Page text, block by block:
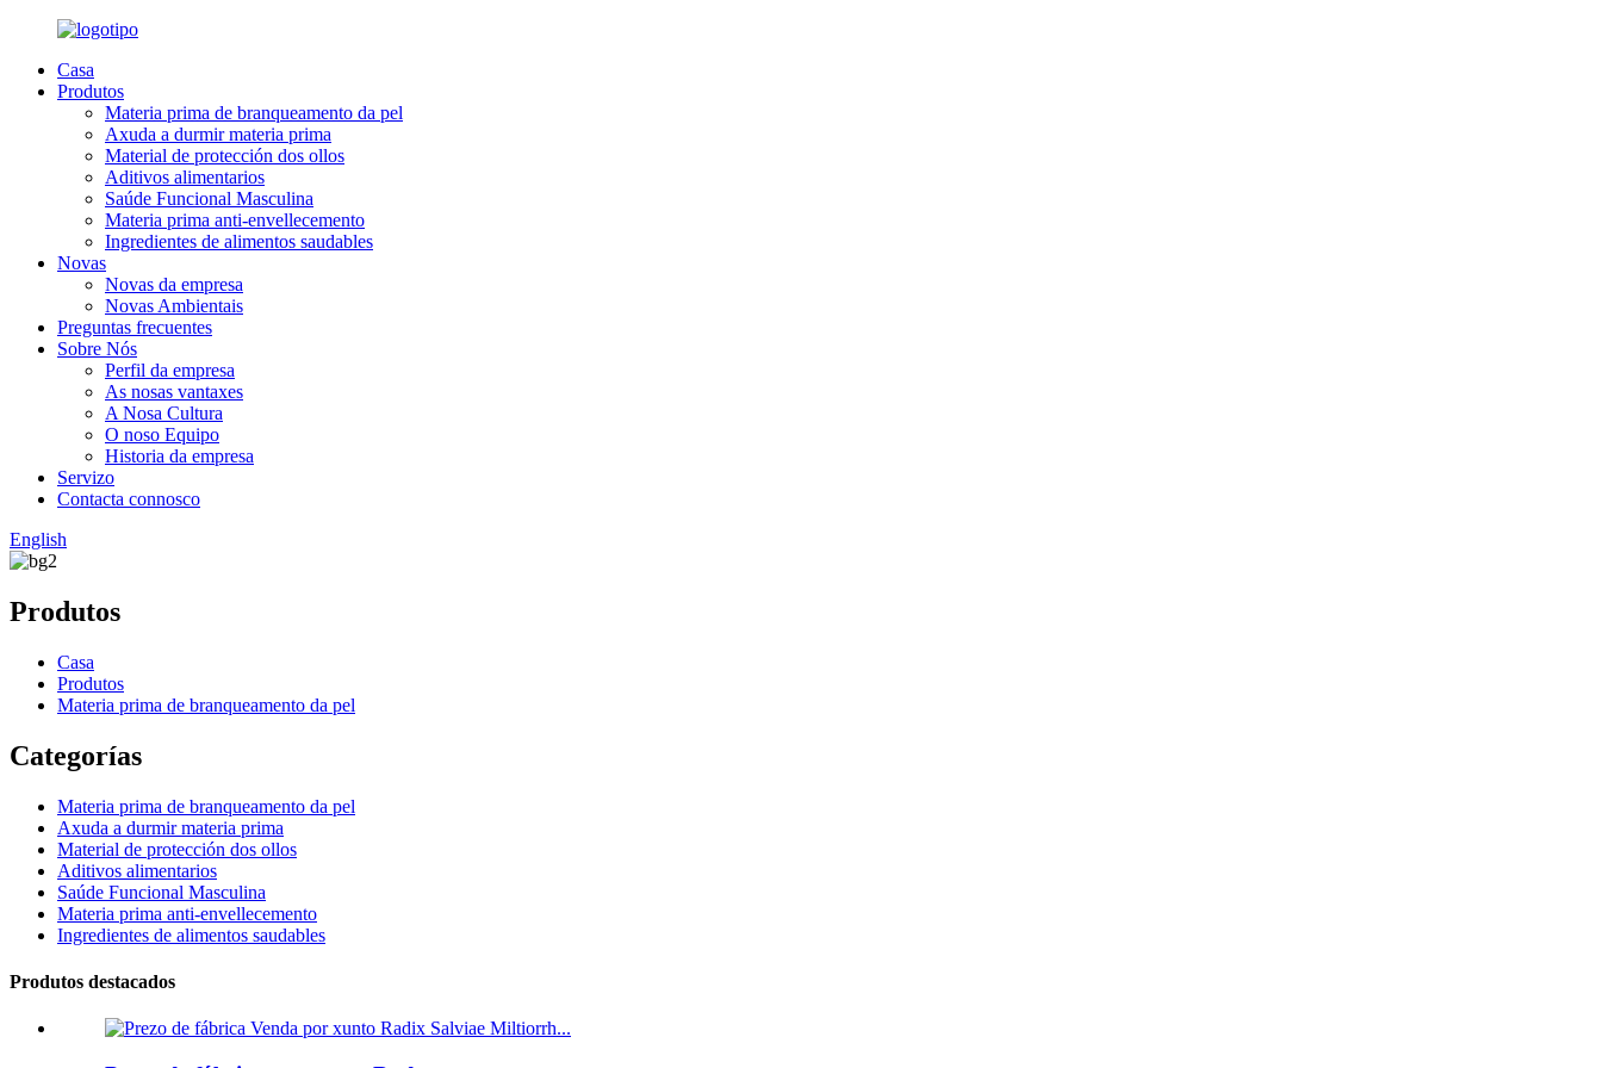
Casa
Produtos
Materia prima de branqueamento da pel
Axuda a durmir materia prima
Material de protección dos ollos
Aditivos alimentarios
Saúde Funcional Masculina
Materia prima anti-envellecemento
Ingredientes de alimentos saudables
Novas
Novas da empresa
Novas Ambientais
Preguntas frecuentes
Sobre Nós
Perfil da empresa
As nosas vantaxes
A Nosa Cultura
O noso Equipo
Historia da empresa
Servizo
Contacta connosco
English
Produtos
Casa
Produtos
Materia prima de branqueamento da pel
Categorías
Materia prima de branqueamento da pel
Axuda a durmir materia prima
Material de protección dos ollos
Aditivos alimentarios
Saúde Funcional Masculina
Materia prima anti-envellecemento
Ingredientes de alimentos saudables
Produtos destacados